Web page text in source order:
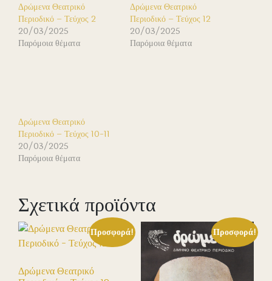
Δρώμενα Θεατρικό
Περιοδικό – Τεύχος 2
20/03/2025
Παρόμοια θέματα
Δρώμενα Θεατρικό
Περιοδικό – Τεύχος 12
20/03/2025
Παρόμοια θέματα
Δρώμενα Θεατρικό
Περιοδικό – Τεύχος 10-11
20/03/2025
Παρόμοια θέματα
Σχετικά προϊόντα
Προσφορά!
Δρώμενα Θεατρικό
Προσφορά!